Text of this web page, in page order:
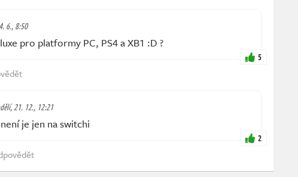
6., 8:50
pro platformy PC, PS4 a XB1 :D ?
5
21. 12., 12:21
je jen na switchi
2